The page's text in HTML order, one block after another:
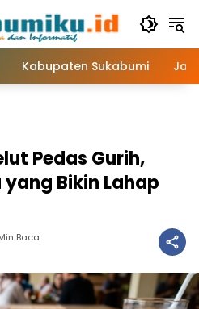
Kabupaten Sukabumi
Pedas Gurih,
Bikin Lahap
Baca